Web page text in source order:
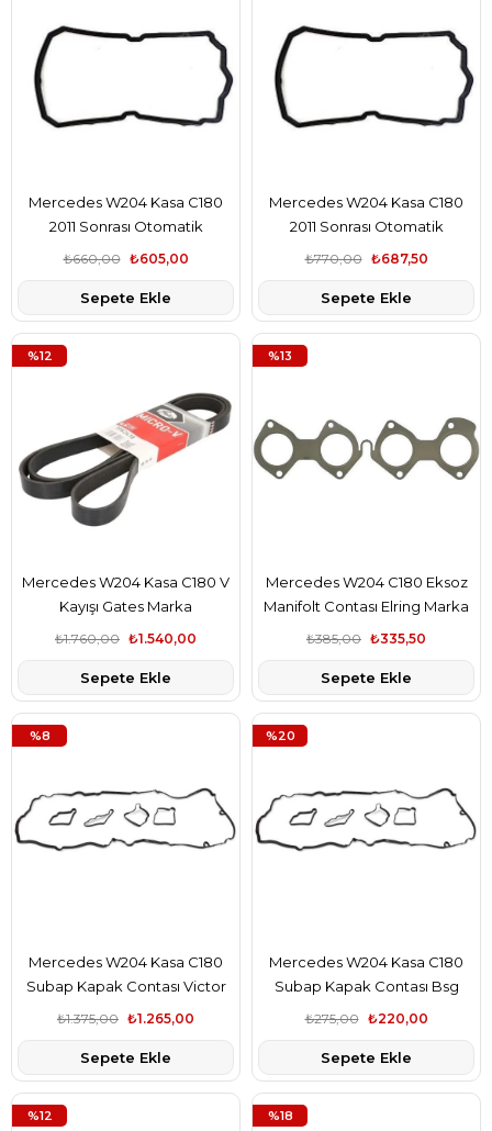
Mercedes W204 Kasa C180
2011 Sonrası Otomatik
Şanzıman Karter Contası Febi
₺605,00
₺660,00
Sepete Ekle
Mercedes W204 Kasa C180
2011 Sonrası Otomatik
Şanzıman Karter Contası
₺687,50
₺770,00
Sepete Ekle
Mercedes W204 Kasa C180 V
Kayışı Gates Marka
A0139977492
₺1.540,00
₺1.760,00
Sepete Ekle
%12
Mercedes W204 C180 Eksoz
Manifolt Contası Elring Marka
A2711420680
₺335,50
₺385,00
Sepete Ekle
%13
Mercedes W204 Kasa C180
Subap Kapak Contası Victor
Reinz Marka A2710160921
₺1.265,00
₺1.375,00
Sepete Ekle
%8
Mercedes W204 Kasa C180
Subap Kapak Contası Bsg
Marka A2710160921
₺220,00
₺275,00
Sepete Ekle
%20
%12 %18